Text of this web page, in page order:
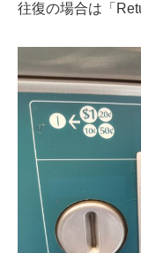
往復の場合は「